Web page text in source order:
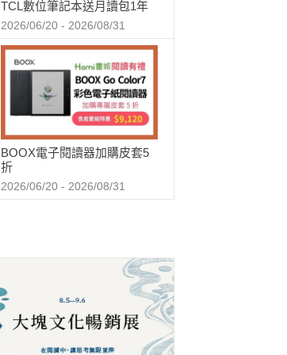
TCL數位筆記本送月讀包1年
2026/06/20 - 2026/08/31
BOOX電子閱讀器加購皮套5
折
2026/06/20 - 2026/08/31